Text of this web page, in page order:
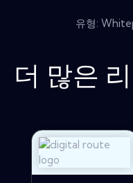
유형:
더 많은